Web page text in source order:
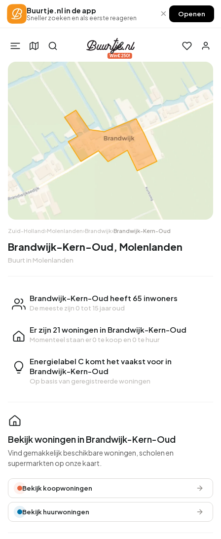
Buurtje.nl in de app
Sneller zoeken en als eerste reageren × Openen
Win €250!
Zuid-Holland›Molenlanden›Brandwijk›Brandwijk-Kern-Oud
Brandwijk-Kern-Oud, Molenlanden
Buurt in Molenlanden
Brandwijk-Kern-Oud heeft 65 inwoners
De meeste zijn 0 tot 15 jaar oud
Er zijn 21 woningen in Brandwijk-Kern-Oud
Momenteel staan er0 te koop en 0 te huur
Energielabel C komt het vaakst voor in
Brandwijk-Kern-Oud
Op basis van geregistreerde woningen
Bekijk woningen in Brandwijk-Kern-Oud
Vind gemakkelijk beschikbare woningen, scholen en
supermarkten op onze kaart.
Bekijk koopwoningen
Bekijk huurwoningen